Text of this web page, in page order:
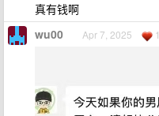
真有钱啊
wu00 Apr 7, 2025 1